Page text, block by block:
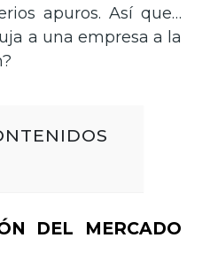
apuros. Así que…
a una empresa a la
DEL MERCADO